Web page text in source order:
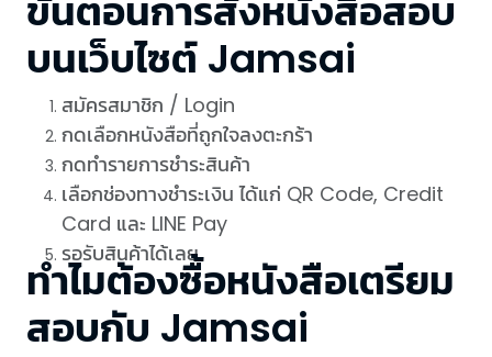
ขั้นตอนการสั่งหนังสือสอบ
บนเว็บไซต์ Jamsai
สมัครสมาชิก / Login
กดเลือกหนังสือที่ถูกใจลงตะกร้า
กดทำรายการชำระสินค้า
เลือกช่องทางชำระเงิน ได้แก่ QR Code, Credit
Card และ LINE Pay
รอรับสินค้าได้เลย
ทำไมต้องซื้อหนังสือเตรียม
สอบกับ Jamsai